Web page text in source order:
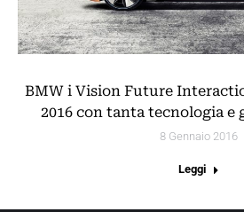
BMW i Vision Future
2016 con tanta tecnologia e
8 Gennaio 2016
Leggi